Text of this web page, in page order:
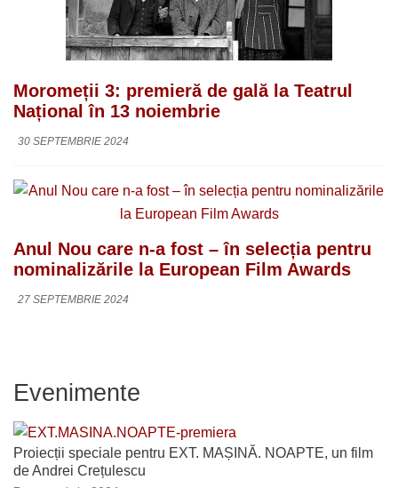
Moromeții 3: premieră de gală la Teatrul
Național în 13 noiembrie
30 SEPTEMBRIE 2024
Anul Nou care n-a fost – în selecția pentru
nominalizările la European Film Awards
27 SEPTEMBRIE 2024
Evenimente
Proiecții speciale pentru EXT. MAȘINĂ. NOAPTE, un film
de Andrei Crețulescu